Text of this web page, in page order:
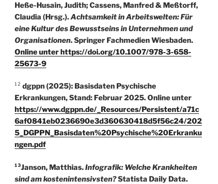
Heße-Husain, Judith; Cassens, Manfred & Meßtorff,
Claudia (Hrsg.).Achtsamkeit in Arbeitswelten: Für
eine Kultur des Bewusstseins in Unternehmen und
Organisationen. Springer Fachmedien Wiesbaden.
Online unterhttps://doi.org/10.1007/978-3-658-
25673-9
¹² dgppn (2025): Basisdaten Psychische
Erkrankungen, Stand: Februar 2025. Online unter
https://www.dgppn.de/_Resources/Persistent/a71c
6af0841eb0236690e3d360630418d5f56c24/202
5_DGPPN_Basisdaten%20Psychische%20Erkranku
ngen.pdf
¹³Janson, Matthias.Infografik: Welche Krankheiten
sind am kostenintensivsten?Statista Daily Data.